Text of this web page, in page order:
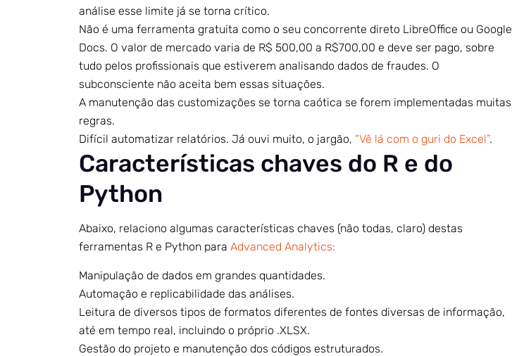
análise esse limite já se torna crítico.
Não é uma ferramenta gratuita como o seu concorrente direto LibreOffice ou Google
Docs. O valor de mercado varia de R$ 500,00 a R$700,00 e deve ser pago, sobre
tudo pelos profissionais que estiverem analisando dados de fraudes. O
subconsciente não aceita bem essas situações.
A manutenção das customizações se torna caótica se forem implementadas muitas
regras.
Difícil automatizar relatórios. Já ouvi muito, o jargão, “Vê lá com o guri do Excel”.
Características chaves do R e do
Python
Abaixo, relaciono algumas características chaves (não todas, claro) destas
ferramentas R e Python para Advanced Analytics:
Manipulação de dados em grandes quantidades.
Automação e replicabilidade das análises.
Leitura de diversos tipos de formatos diferentes de fontes diversas de informação,
até em tempo real, incluindo o próprio .XLSX.
Gestão do projeto e manutenção dos códigos estruturados.